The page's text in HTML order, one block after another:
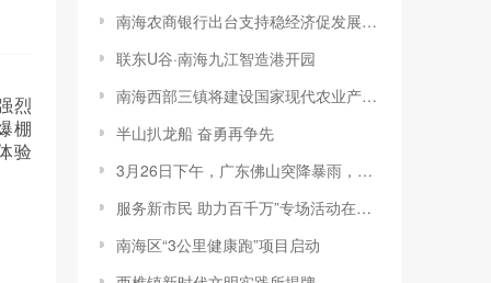
烈
棚
验
南海农商银行出台支持稳经济促发展实施意见
联东U谷·南海九江智造港开园
南海西部三镇将建设国家现代农业产业园
半山扒龙船 奋勇再争先
3月26日下午，广东佛山突降暴雨，多地出现冰雹天气！
服务新市民 助力百千万”专场活动在南海区里水镇流潮社区举行
南海区“3公里健康跑”项目启动